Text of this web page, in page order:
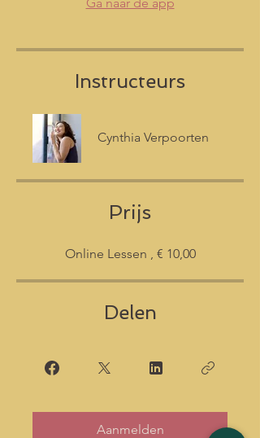
Instructeurs
Cynthia Verpoorten
Prijs
Online Lessen , € 10,00
Delen
Aanmelden